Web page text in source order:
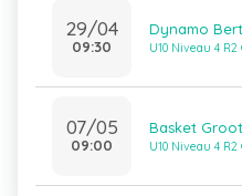
29/04
09:30
Dynamo
U10 Niveau 4
07/05
09:00
Basket
U10 Niveau 4